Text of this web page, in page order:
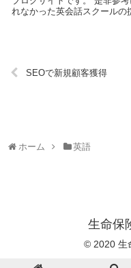
れなかった英会話スクールの
SEOで新規顧客獲得
ホーム 英語
生命保
© 2020 生